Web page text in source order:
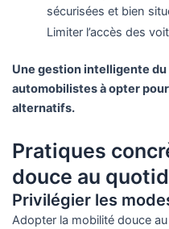
sécurisées et bien
Limiter l’accès des
Une gestion intelligente
automobilistes à opter
alternatifs.
Pratiques
douce au
Privilégier les
Adopter la mobilité douce